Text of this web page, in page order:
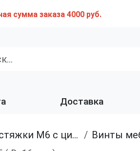
сумма заказа 4000 руб.
Доставка
М6 с цилиндрической головкой, SW 4
Винты